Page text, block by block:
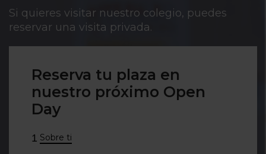
Si quieres visitar nuestro colegio, puedes
reservar una visita privada.
Reserva tu plaza en
nuestro próximo Open
Day
1 Sobre ti